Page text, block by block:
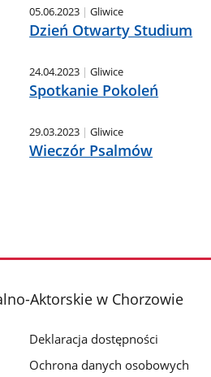
05.06.2023 Gliwice
Dzień Otwarty Studium
24.04.2023 Gliwice
Spotkanie Pokoleń
29.03.2023 Gliwice
Wieczór Psalmów
Aktorskie w Chorzowie
Deklaracja dostępności
Ochrona danych osobowych